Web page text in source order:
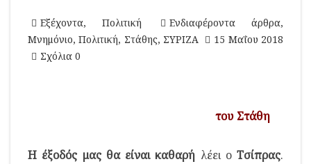
Εξέχοντα, Πολιτική Ενδιαφέροντα άρθρα,
Μνημόνιο,Πολιτική, Στάθης, ΣΥΡΙΖΑ
15 Μαΐου 2018
Σχόλια 0
του Στάθη
Η έξοδός μας θα είναι καθαρή λέει ο Τσίπρας.